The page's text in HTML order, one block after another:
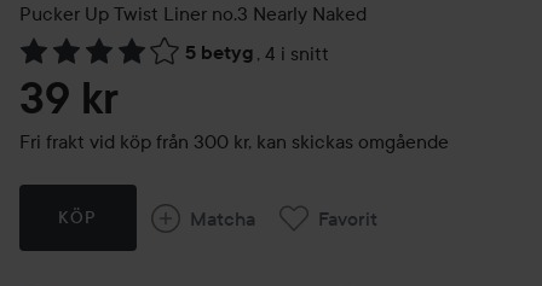
Pucker Up Twist Liner no.3 Nearly Naked
5 betyg , 4 i snitt
Hoppa till Betyg & kommentarer
39 kr
Fri frakt vid köp från 300 kr, kan skickas omgående
KÖP Matcha Favorit